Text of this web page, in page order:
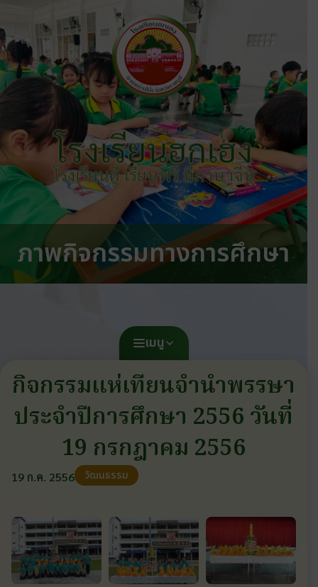
โรงเรียนฮกเฮง
โรงเรียนดี เรียนฟรี มีภาษาจีน
ภาพกิจกรรมทางการศึกษา
เมนู
กิจกรรมแห่เทียนจำนำพรรษา
ประจำปีการศึกษา 2556 วันที่
19 กรกฎาคม 2556
19 ก.ค. 2556 วัฒนธรรม